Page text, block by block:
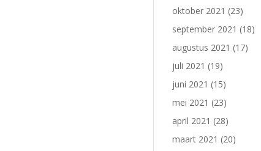
oktober 2021 (23)
september 2021 (18)
augustus 2021 (17)
juli 2021 (19)
juni 2021 (15)
mei 2021 (23)
april 2021 (28)
maart 2021 (20)